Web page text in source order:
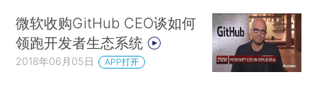
微软收购GitHub CEO谈如何
领跑开发者生态系统
2018年06月05日 APP打开